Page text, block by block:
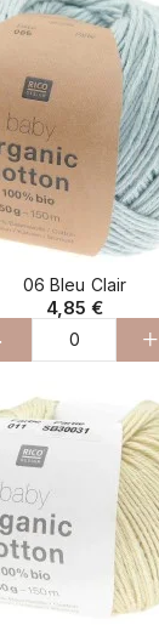
06 Bleu Clair
4,85 €
+